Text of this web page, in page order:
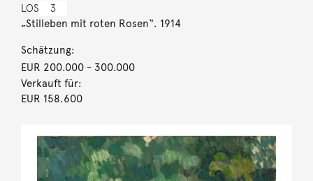
LOS 3
„Stilleben mit roten Rosen“. 1914
Schätzung:
EUR 200.000- 300.000
Verkauft für:
EUR 158.600